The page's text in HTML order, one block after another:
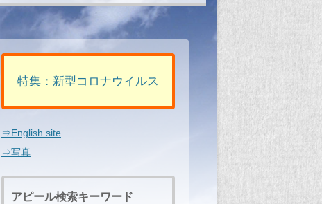
特集：新型コロナウイルス
⇒English site
⇒写真
アピール検索キーワード